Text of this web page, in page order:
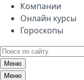
Компании
Онлайн курсы
Гороскопы
Меню
Меню